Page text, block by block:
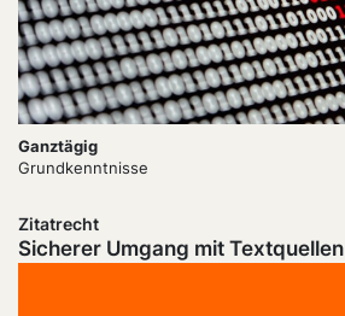
Dauer:
Ganztägig
Level
Grundkenntnisse
Zitatrecht
Sicherer Umgang mit Textquellen